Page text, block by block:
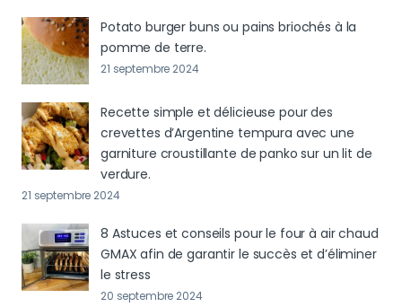
Potato burger buns ou pains briochés à la
pomme de terre.
21 septembre 2024
Recette simple et délicieuse pour des
crevettes d’Argentine tempura avec une
garniture croustillante de panko sur un lit de
verdure.
21 septembre 2024
8 Astuces et conseils pour le four à air chaud
GMAX afin de garantir le succès et d’éliminer
le stress
20 septembre 2024